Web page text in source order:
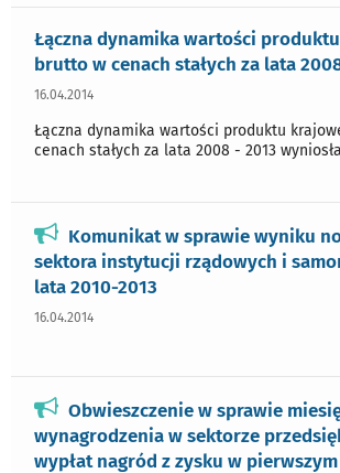
Łączna dynamika wartości
brutto w cenach stałych za lata
16.04.2014
Łączna dynamika wartości produktu
cenach stałych za lata 2008 - 2013
Komunikat w sprawie wyniku
sektora instytucji rządowych i
lata 2010-2013
16.04.2014
Obwieszczenie w sprawie
wynagrodzenia w sektorze
wypłat nagród z zysku w